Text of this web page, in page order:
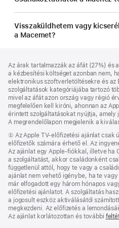
Visszaküldhetem vagy
a Macemet?
Az árak tartalmazzák az áfát (27%) és
a kézbesítési költséget azonban nem,
elektronikus szoftverletöltésekre és az
szolgáltatások kategóriájába tartozó
mivel az áfát azon ország vagy régió
megfelelően kell kiróni, ahonnan az
érintett szolgáltatásokat nyújtja, amely
A megrendelőlapon megjelenik a
Lábjegyzet
① Az Apple TV-előfizetési ajánlat csak
előfizetők számára érhető el. Az
Az ajánlat egy Apple-fiókkal, illetve ha
a szolgáltatást, akkor családonként
függetlenül attól, hogy te vagy a
ajánlat nem vehető igénybe, ha te
már elfogadott egy három hónapos
előfizetési ajánlatot. A szolgáltatás
a jogosult eszköz aktiválásától
megkezdeni. Az előfizetés a
Az ajánlat korlátozottan és további